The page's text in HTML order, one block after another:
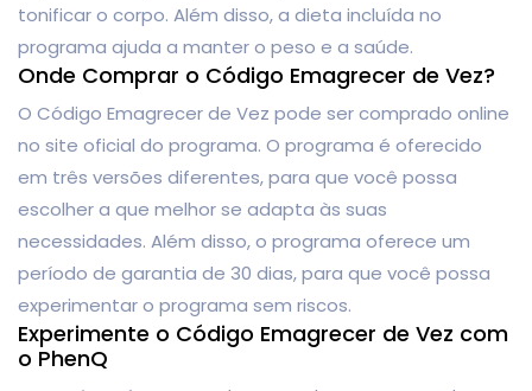
tonificar o corpo. Além disso, a dieta incluída no
programa ajuda a manter o peso e a saúde.
Onde Comprar o Código Emagrecer de Vez?
O Código Emagrecer de Vez pode ser comprado online
no site oficial do programa. O programa é oferecido
em três versões diferentes, para que você possa
escolher a que melhor se adapta às suas
necessidades. Além disso, o programa oferece um
período de garantia de 30 dias, para que você possa
experimentar o programa sem riscos.
Experimente o Código Emagrecer de Vez com
o PhenQ